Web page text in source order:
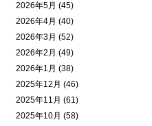
2026年5月 (45)
2026年4月 (40)
2026年3月 (52)
2026年2月 (49)
2026年1月 (38)
2025年12月 (46)
2025年11月 (61)
2025年10月 (58)